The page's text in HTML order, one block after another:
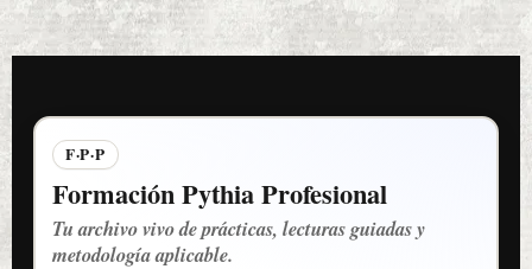
F·P·P
Formación Pythia Profesional
Tu archivo vivo de prácticas, lecturas guiadas y
metodología aplicable.